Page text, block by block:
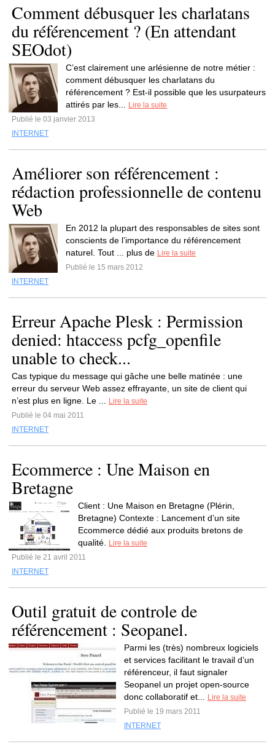
Comment débusquer les charlatans
du référencement ? (En attendant
SEOdot)
C’est clairement une arlésienne de notre métier :
comment débusquer les charlatans du
référencement ? Est-il possible que les usurpateurs
attirés par les...
Lire la suite
Publié le 03 janvier 2013
INTERNET
Améliorer son référencement :
rédaction professionnelle de contenu
Web
En 2012 la plupart des responsables de sites sont
conscients de l’importance du référencement
naturel. Tout ... plus de Lire la suite
Publié le 15 mars 2012
INTERNET
Erreur Apache Plesk : Permission
denied: htaccess pcfg_openfile
unable to check...
Cas typique du message qui gâche une belle matinée : une
erreur du serveur Web assez effrayante, un site de client qui
n’est plus en ligne. Le ...
Lire la suite
Publié le 04 mai 2011
INTERNET
Ecommerce : Une Maison en
Bretagne
Client : Une Maison en Bretagne (Plérin,
Bretagne) Contexte : Lancement d’un site
Ecommerce dédié aux produits bretons de
qualité.
Lire la suite
Publié le 21 avril 2011
INTERNET
Outil gratuit de controle de
référencement : Seopanel.
Parmi les (très) nombreux logiciels
et services facilitant le travail d’un
référenceur, il faut signaler
Seopanel un projet open-source
donc collaboratif et...
Lire la suite
Publié le 19 mars 2011
INTERNET